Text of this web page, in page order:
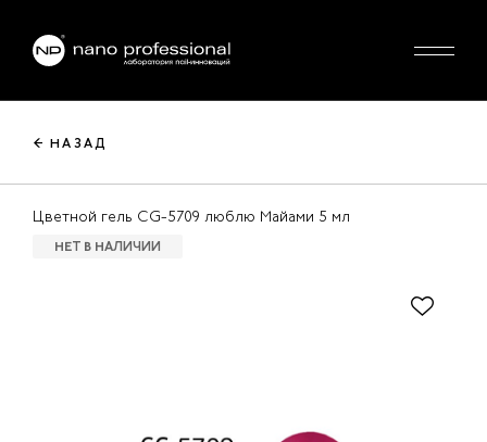
← НАЗАД
Цветной гель CG-5709 люблю Майами 5 мл
НЕТ В НАЛИЧИИ